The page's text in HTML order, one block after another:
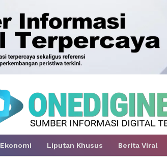
Ekonomi Liputan Khusus Berita Viral